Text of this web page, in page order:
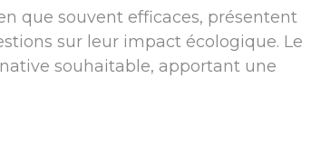
que souvent efficaces, présentent
sur leur impact écologique. Le
souhaitable, apportant une